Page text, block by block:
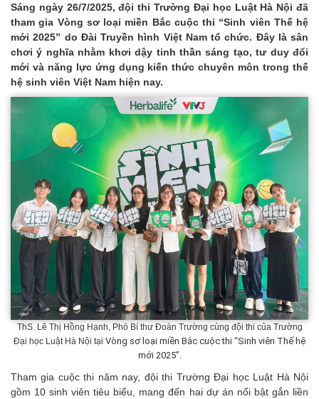
Sáng ngày 26/7/2025, đội thi Trường Đại học Luật Hà Nội đã
tham gia Vòng sơ loại miền Bắc cuộc thi “Sinh viên Thế hệ
mới 2025” do Đài Truyền hình Việt Nam tổ chức. Đây là sân
chơi ý nghĩa nhằm khơi dậy tinh thần sáng tạo, tư duy đổi
mới và năng lực ứng dụng kiến thức chuyên môn trong thế
hệ sinh viên Việt Nam hiện nay.
ThS. Lê Thị Hồng Hạnh, Phó Bí thư Đoàn Trường cùng đội thi của Trường
Đại học Luật Hà Nội tại Vòng sơ loại miền Bắc cuộc thi “Sinh viên Thế hệ
mới 2025”.
Tham gia cuộc thi năm nay, đội thi Trường Đại học Luật Hà Nội
gồm 10 sinh viên tiêu biểu, mang đến hai dự án nổi bật gắn liền